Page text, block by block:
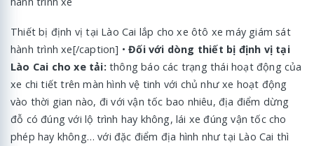
Thiết bị định vị tại Lào Cai lắp cho xe ôtô xe máy giám sát
hành trình xe[/caption] •Đối với dòng thiết bị định vị tại
Lào Cai cho xe tải: thông báo các trạng thái hoạt động của
xe chi tiết trên màn hình vệ tinh với chủ như xe hoạt động
vào thời gian nào, đi với vận tốc bao nhiêu, địa điểm dừng
đỗ có đúng với lộ trình hay không, lái xe đúng vận tốc cho
phép hay không… với đặc điểm địa hình như tại Lào Cai thì